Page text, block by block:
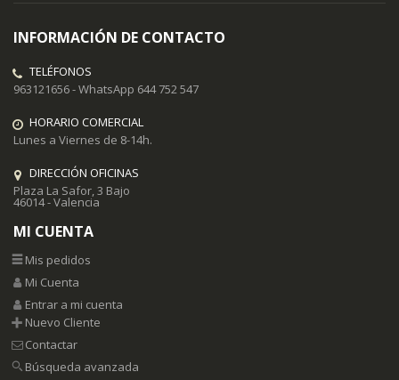
INFORMACIÓN DE CONTACTO
TELÉFONOS
963121656 - WhatsApp 644 752 547
HORARIO COMERCIAL
Lunes a Viernes de 8-14h.
DIRECCIÓN OFICINAS
Plaza La Safor, 3 Bajo
46014 - Valencia
MI CUENTA
Mis pedidos
Mi Cuenta
Entrar a mi cuenta
Nuevo Cliente
Contactar
Búsqueda avanzada